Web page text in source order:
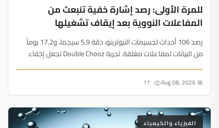
للمرة الأولى: رصد إشارة خفية تنبعث من
المفاعلات النووية بعد إيقاف تشغيلها
رصد 106 أحداث لجسيمات النيوترينو، دقة 5.9 سيجما، و17.2 يوماً
من البيانات لمفاعلات مغلقة. تجربة Double Chooz تجعل إخفاء
📅 Aug 08, 2026
الفيزياء والكيمياء